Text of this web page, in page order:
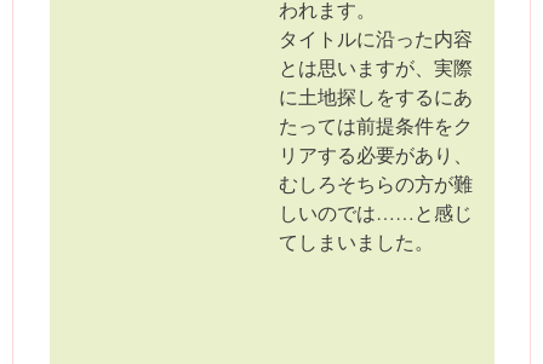
われます。
タイトルに沿った内容
とは思いますが、実際
に土地探しをするにあ
たっては前提条件をク
リアする必要があり、
むしろそちらの方が難
しいのでは……と感じ
てしまいました。